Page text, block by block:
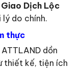
Giao Dịch Lộc
do chính.
thực
dồn
thiết kế, tiện ích